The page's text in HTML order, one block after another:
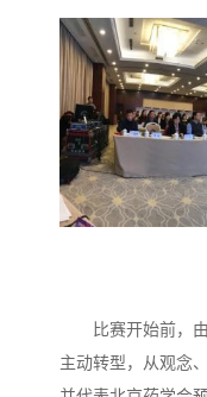
比赛开始前，
主动转型，从观念